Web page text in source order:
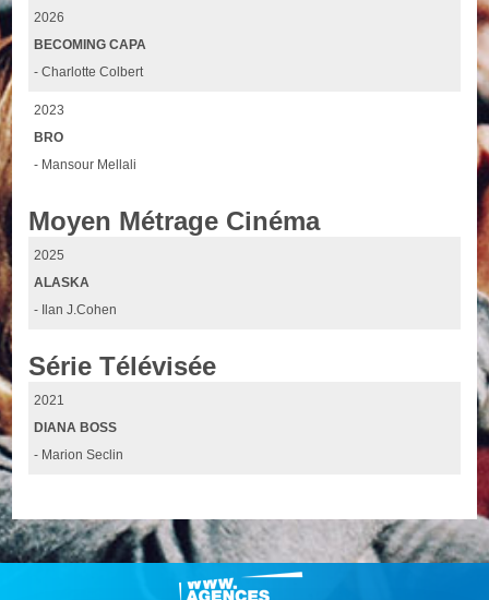
2026
BECOMING CAPA
- Charlotte Colbert
2023
BRO
- Mansour Mellali
Moyen Métrage Cinéma
2025
ALASKA
- Ilan J.Cohen
Série Télévisée
2021
DIANA BOSS
- Marion Seclin